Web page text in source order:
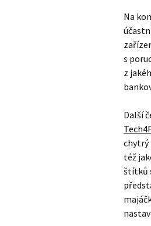
Na
s
z
Další
chytrý
též
štítků